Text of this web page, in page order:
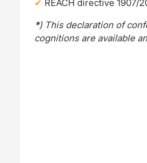
REACH directive 1907/
*) This declaration of
cognitions are available